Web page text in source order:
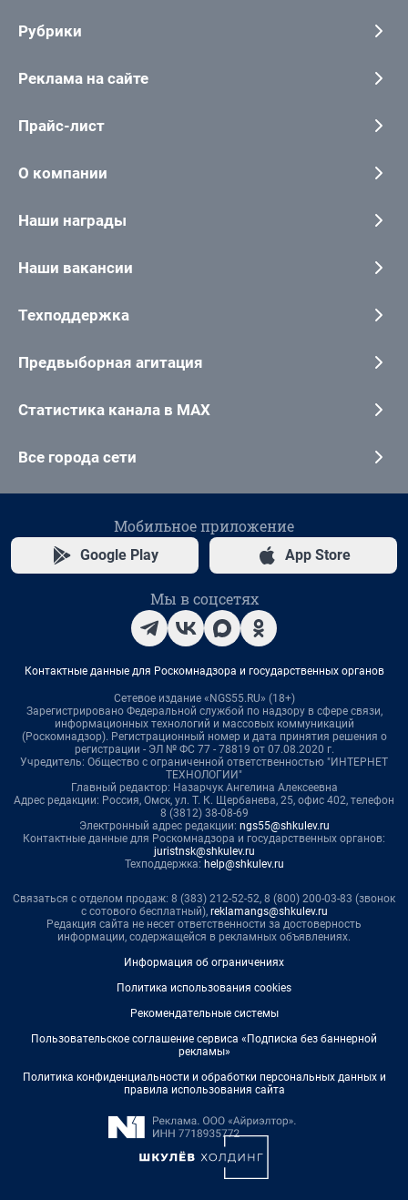
Рубрики
Реклама на сайте
Прайс-лист
О компании
Наши награды
Наши вакансии
Техподдержка
Предвыборная агитация
Статистика канала в MAX
Все города сети
Мобильное приложение
Google Play App Store
Мы в соцсетях
Контактные данные для Роскомнадзора и государственных органов
Сетевое издание «NGS55.RU» (18+)
Зарегистрировано Федеральной службой по надзору в сфере связи,
информационных технологий и массовых коммуникаций
(Роскомнадзор). Регистрационный номер и дата принятия решения о
регистрации - ЭЛ № ФС 77 - 78819 от 07.08.2020 г.
Учредитель: Общество с ограниченной ответственностью "ИНТЕРНЕТ
ТЕХНОЛОГИИ"
Главный редактор: Назарчук Ангелина Алексеевна
Адрес редакции: Россия, Омск, ул. Т. К. Щербанева, 25, офис 402, телефон
8 (3812) 38-08-69
Электронный адрес редакции: ngs55@shkulev.ru
Контактные данные для Роскомнадзора и государственных органов:
juristnsk@shkulev.ru
Техподдержка: help@shkulev.ru
Связаться с отделом продаж: 8 (383) 212-52-52, 8 (800) 200-03-83 (звонок
с сотового бесплатный), reklamangs@shkulev.ru
Редакция сайта не несет ответственности за достоверность
информации, содержащейся в рекламных объявлениях.
Информация об ограничениях
Политика использования cookies
Рекомендательные системы
Пользовательское соглашение сервиса «Подписка без баннерной
рекламы»
Политика конфиденциальности и обработки персональных данных и
правила использования сайта